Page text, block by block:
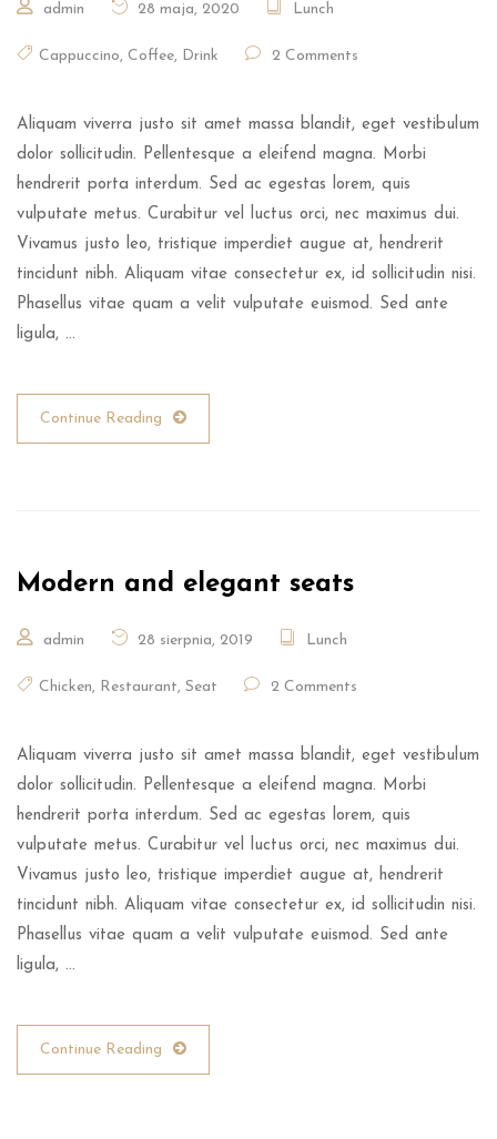
admin 28 maja, 2020 Lunch
Cappuccino, Coffee, Drink 2 Comments
Aliquam viverra justo sit amet massa blandit, eget vestibulum
dolor sollicitudin. Pellentesque a eleifend magna. Morbi
hendrerit porta interdum. Sed ac egestas lorem, quis
vulputate metus. Curabitur vel luctus orci, nec maximus dui.
Vivamus justo leo, tristique imperdiet augue at, hendrerit
tincidunt nibh. Aliquam vitae consectetur ex, id sollicitudin nisi.
Phasellus vitae quam a velit vulputate euismod. Sed ante
ligula, …
Continue Reading
Modern and elegant seats
admin 28 sierpnia, 2019 Lunch
Chicken, Restaurant, Seat 2 Comments
Aliquam viverra justo sit amet massa blandit, eget vestibulum
dolor sollicitudin. Pellentesque a eleifend magna. Morbi
hendrerit porta interdum. Sed ac egestas lorem, quis
vulputate metus. Curabitur vel luctus orci, nec maximus dui.
Vivamus justo leo, tristique imperdiet augue at, hendrerit
tincidunt nibh. Aliquam vitae consectetur ex, id sollicitudin nisi.
Phasellus vitae quam a velit vulputate euismod. Sed ante
ligula, …
Continue Reading